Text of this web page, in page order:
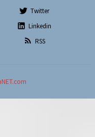
Twitter
Linkedin
RSS